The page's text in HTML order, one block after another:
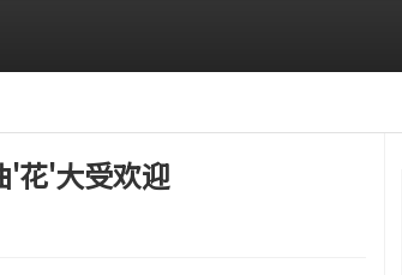
响力
'花'大受欢迎